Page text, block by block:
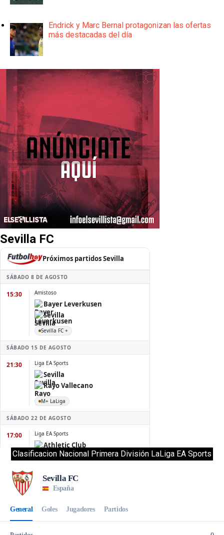
Endrick y Marc Bernal protagonizan las ofertas
más destacadas del día
Sevilla FC
Clasificacion Nacional Primera División LaLiga EA Sports